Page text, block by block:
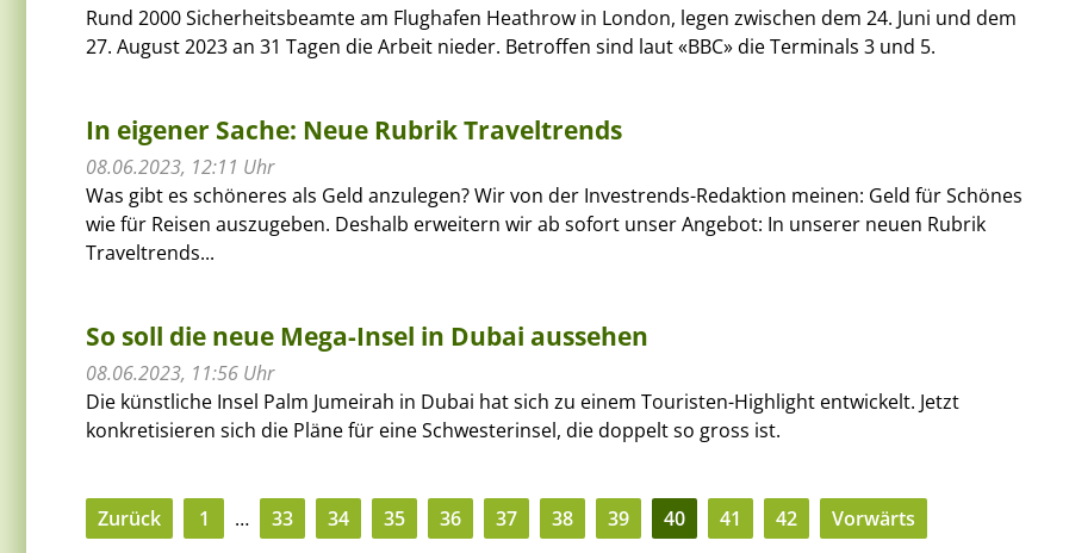
Rund 2000 Sicherheitsbeamte am Flughafen Heathrow in London, legen zwischen dem 24. Juni und dem
27. August 2023 an 31 Tagen die Arbeit nieder. Betroffen sind laut «BBC» die Terminals 3 und 5.
In eigener Sache: Neue Rubrik Traveltrends
08.06.2023, 12:11 Uhr
Was gibt es schöneres als Geld anzulegen? Wir von der Investrends-Redaktion meinen: Geld für Schönes
wie für Reisen auszugeben. Deshalb erweitern wir ab sofort unser Angebot: In unserer neuen Rubrik
Traveltrends...
So soll die neue Mega-Insel in Dubai aussehen
08.06.2023, 11:56 Uhr
Die künstliche Insel Palm Jumeirah in Dubai hat sich zu einem Touristen-Highlight entwickelt. Jetzt
konkretisieren sich die Pläne für eine Schwesterinsel, die doppelt so gross ist.
Zurück 1 … 33 34 35 36 37 38 39 40 41 42 Vorwärts